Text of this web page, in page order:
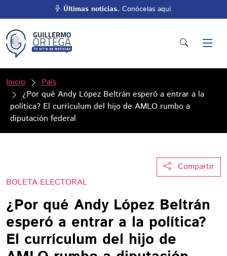
Últimas noticias. Conócelas aquí.
Inicio
País
¿Por qué Andy López Beltrán esperó a entrar a la
política? El currículum del hijo de AMLO rumbo a
diputación federal
Compartir
BOLETA ELECTORAL
¿Por qué Andy López Beltrán
esperó a entrar a la política?
El currículum del hijo de